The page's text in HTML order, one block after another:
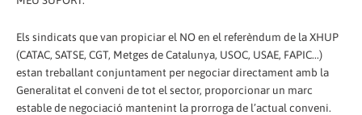
Els sindicats que van propiciar el NO en el referèndum de la XHUP
(CATAC, SATSE, CGT, Metges de Catalunya, USOC, USAE, FAPIC...)
estan treballant conjuntament per negociar directament amb la
Generalitat el conveni de tot el sector, proporcionar un marc
estable de negociació mantenint la prorroga de l’actual conveni.